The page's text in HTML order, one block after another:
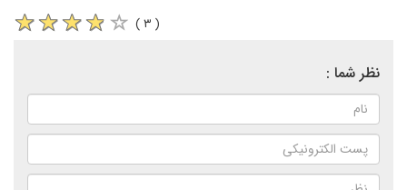
( ۳ )
نظر شما :